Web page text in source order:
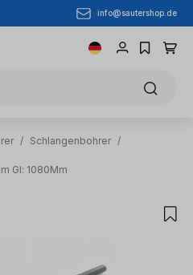
info@sautershop.de
/ Schlangenbohrer /
Gl: 1080Mm